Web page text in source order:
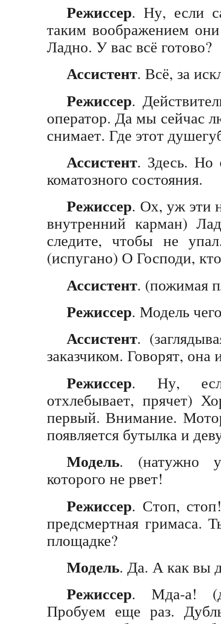
Режиссер. Ну, если
таким воображением
Ладно. У вас всё готово?
Ассистент. Всё, за
Режиссер.
оператор. Да мы сейчас
снимает. Где этот
Ассистент. Здесь. Но
коматозного состояния.
Режиссер. Ох, уж эти
внутренний карман)
следите, чтобы не
(испугано) О Господи,
Ассистент. (пожимая
Режиссер. Модель
Ассистент.
заказчиком. Говорят, она
Режиссер. Ну, если
отхлебывает, прячет)
первый. Внимание.
появляется бутылка и
Модель. (натужно
которого не рвет!
Режиссер. Стоп,
предсмертная гримаса.
площадке?
Модель. Да. А как вы
Режиссер. Мда-а!
Пробуем еще раз.